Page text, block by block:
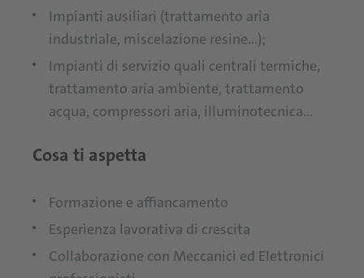
Impianti ausiliari (trattamento aria
industriale, miscelazione resine…);
Impianti di servizio quali centrali termiche,
trattamento aria ambiente, trattamento
acqua, compressori aria, illuminotecnica…
Cosa ti aspetta
Formazione e affiancamento
Esperienza lavorativa di crescita
Collaborazione con Meccanici ed Elettronici